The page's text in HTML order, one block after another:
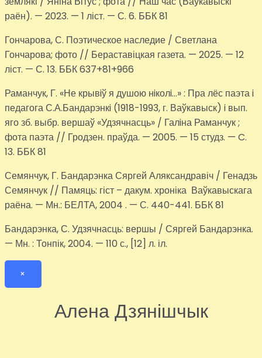
раён). — 2023. — 1 ліст. — С. 6. ББК 81
Гончарова, С. Поэтическое наследие / Светлана
Гончарова; фото // Бераставіцкая газета. — 2025. — 12
ліст. — С. 13. ББК 637+81+966
Раманчук, Г. «Не крывiў я душою нiколi…» : Пра лёс паэта i
педагога С.А.Бандарэнкi (1918-1993, г. Ваўкавыск) i вып.
яго зб. выбр. вершаў «Удзячнасць» / Галiна Раманчук ;
фота паэта // Гродзен. праўда. — 2005. — 15 студз. — C.
13. ББК 81
Семянчук, Г. Бандарэнка Сяргей Аляксандравіч / Генадзь
Семянчук // Памяць: гіст – дакум. хроніка Ваўкавыскага
раёна. — Мн.: БЕЛТА, 2004 . — С. 440-441. ББК 81
Бандарэнка, С. Удзячнасць: вершы / Сяргей Бандарэнка.
— Мн. : Тонпік, 2004. — 110 с., [12] л. іл.
×
Алена Дзянішчык